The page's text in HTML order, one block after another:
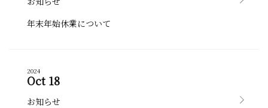
年末年始休業について
2024
Oct 18
お知らせ